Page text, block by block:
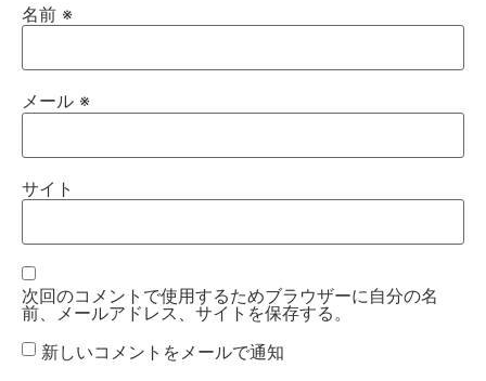
名前 ※
メール ※
サイト
次回のコメントで使用するためブラウザーに自分の名
前、メールアドレス、サイトを保存する。
新しいコメントをメールで通知